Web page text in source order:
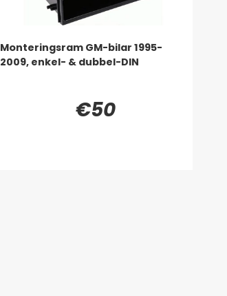
Monteringsram GM-bilar 1995-
2009, enkel- & dubbel-DIN
€50